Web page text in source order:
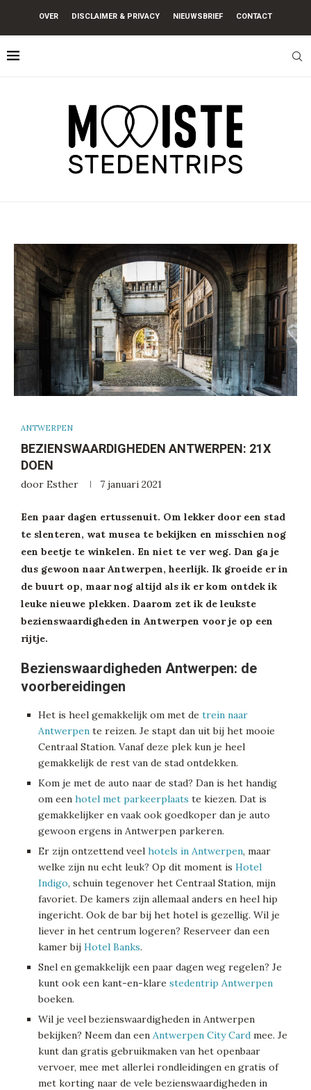
OVER DISCLAIMER & PRIVACY NIEUWSBRIEF CONTACT
ANTWERPEN
BEZIENSWAARDIGHEDEN ANTWERPEN: 21X
DOEN
door Esther 7 januari 2021
Een paar dagen ertussenuit. Om lekker door een stad
te slenteren, wat musea te bekijken en misschien nog
een beetje te winkelen. En niet te ver weg. Dan ga je
dus gewoon naar Antwerpen, heerlijk. Ik groeide er in
de buurt op, maar nog altijd als ik er kom ontdek ik
leuke nieuwe plekken. Daarom zet ik de leukste
bezienswaardigheden in Antwerpen voor je op een
rijtje.
Bezienswaardigheden Antwerpen: de
voorbereidingen
Het is heel gemakkelijk om met de trein naar
Antwerpen te reizen. Je stapt dan uit bij het mooie
Centraal Station. Vanaf deze plek kun je heel
gemakkelijk de rest van de stad ontdekken.
Kom je met de auto naar de stad? Dan is het handig
om een hotel met parkeerplaats te kiezen. Dat is
gemakkelijker en vaak ook goedkoper dan je auto
gewoon ergens in Antwerpen parkeren.
Er zijn ontzettend veel hotels in Antwerpen, maar
welke zijn nu echt leuk? Op dit moment is Hotel
Indigo, schuin tegenover het Centraal Station, mijn
favoriet. De kamers zijn allemaal anders en heel hip
ingericht. Ook de bar bij het hotel is gezellig. Wil je
liever in het centrum logeren? Reserveer dan een
kamer bij Hotel Banks.
Snel en gemakkelijk een paar dagen weg regelen? Je
kunt ook een kant-en-klare stedentrip Antwerpen
boeken.
Wil je veel bezienswaardigheden in Antwerpen
bekijken? Neem dan een Antwerpen City Card mee. Je
kunt dan gratis gebruikmaken van het openbaar
vervoer, mee met allerlei rondleidingen en gratis of
met korting naar de vele bezienswaardigheden in